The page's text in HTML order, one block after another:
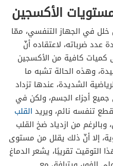
الأكسجين
في الجهاز التنفسي، ممّا
ضرباته، لاعتقاده أنّ
كافية من الأكسجين
وهذه الحالة تشبه ما
الشديدة، عندها تزداد
أجزاء الجسم، ولكن في
تنفسه نائم، ويريد القلب
من ازدياد ضخ القلب
إلا أنّ ذلك يقلل من مستوى
التوقيت تقريبًا، يشعر الدماغ